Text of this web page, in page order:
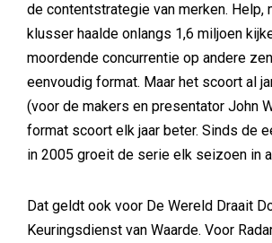
de contentstrategie van merken. Help,
klusser haalde onlangs 1,6 miljoen
moordende concurrentie op andere
eenvoudig format. Maar het scoort al
(voor de makers en presentator John
format scoort elk jaar beter. Sinds de
in 2005 groeit de serie elk seizoen in
Dat geldt ook voor De Wereld Draait
Keuringsdienst van Waarde. Voor